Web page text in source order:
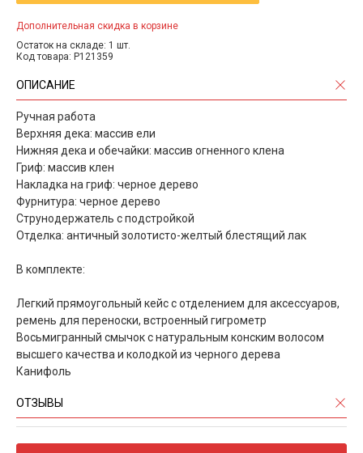
Дополнительная скидка в корзине
Остаток на складе: 1 шт.
Код товара: P121359
ОПИСАНИЕ
Ручная работа
Верхняя дека: массив ели
Нижняя дека и обечайки: массив огненного клена
Гриф: массив клен
Накладка на гриф: черное дерево
Фурнитура: черное дерево
Струнодержатель с подстройкой
Отделка: античный золотисто-желтый блестящий лак
В комплекте:
Легкий прямоугольный кейс с отделением для аксессуаров,
ремень для переноски, встроенный гигрометр
Восьмигранный смычок с натуральным конским волосом
высшего качества и колодкой из черного дерева
Канифоль
ОТЗЫВЫ